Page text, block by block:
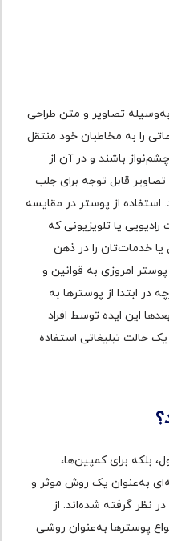
تصاویر و متن طراحی
را به مخاطبان خود منتقل
باشند و در آن از
قابل توجه برای جلب
استفاده از پوستر در مقایسه
رادیویی یا تلویزیونی که
خدمات‌تان را در ذهن
امروزی به قوانین و
ابتدا از پوسترها به
این ایده توسط افراد
حالت تبلیغاتی استفاده
بلکه برای کمپین‌ها،
به‌عنوان یک روش موثر و
نظر گرفته شده‌اند. از
پوسترها به‌عنوان روشی